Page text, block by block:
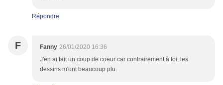
Répondre
F Fanny 26/01/2020 16:36
J'en ai fait un coup de coeur car contrairement à toi, les
dessins m'ont beaucoup plu.